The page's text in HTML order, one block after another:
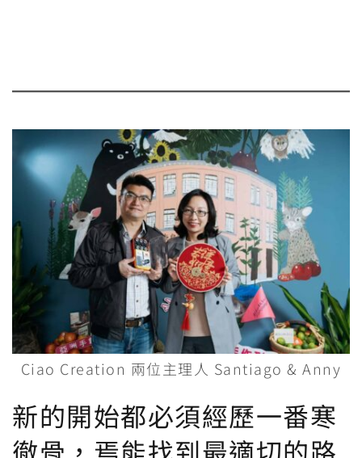
Ciao Creation 兩位主理人 Santiago & Anny
新的開始都必須經歷一番寒